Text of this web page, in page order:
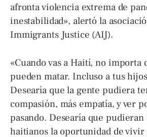
afronta violencia extrema de
inestabilidad», alertó la
Immigrants Justice (AIJ).
«Cuando vas a Haití, no importa
pueden matar. Incluso a tus
Desearía que la gente pudiera
compasión, más empatía, y ver
pasando. Desearía que pudieran
haitianos la oportunidad de vivir